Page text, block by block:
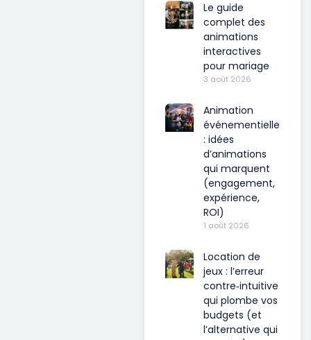
Le guide
complet des
animations
interactives
pour mariage
3 août 2026
Animation
événementielle
: idées
d’animations
qui marquent
(engagement,
expérience,
ROI)
1 août 2026
Location de
jeux : l’erreur
contre‑intuitive
qui plombe vos
budgets (et
l’alternative qui